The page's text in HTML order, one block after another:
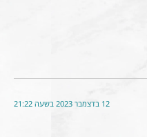
12 בדצמבר 2023 בשעה 21:22